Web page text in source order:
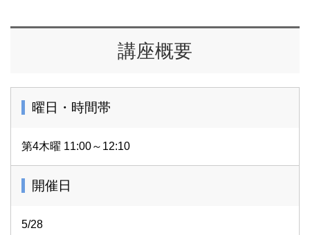
講座概要
曜日・時間帯
第4木曜 11:00～12:10
開催日
5/28